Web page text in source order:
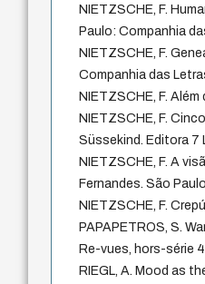
NIETZSCHE, F.
Paulo: Companhia
NIETZSCHE, F.
Companhia das
NIETZSCHE, F.
NIETZSCHE, F.
Süssekind. Editora 7
NIETZSCHE, F. A
Fernandes. São
NIETZSCHE, F.
PAPAPETROS, S.
Re-vues, hors-série
RIEGL, A. Mood as